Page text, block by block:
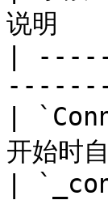
说
|
|
开始
|